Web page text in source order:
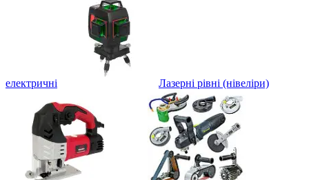
електричні Лазерні рівні (нівеліри)